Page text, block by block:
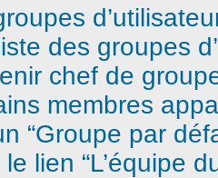
des groupes
chef de
membres
“Groupe par
lien “L’équipe